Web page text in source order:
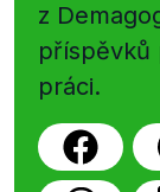
z
příspěvků
práci.